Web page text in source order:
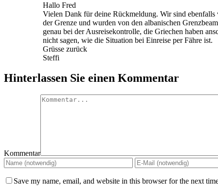
Hallo Fred
Vielen Dank für deine Rückmeldung. Wir sind
der Grenze und wurden von den albanischen
genau bei der Ausreisekontrolle, die Griechen haben
nicht sagen, wie die Situation bei Einreise per Fähre ist.
Grüsse zurück
Steffi
Hinterlassen Sie einen Kommentar
Kommentar
Save my name, email, and website in this browser for the next